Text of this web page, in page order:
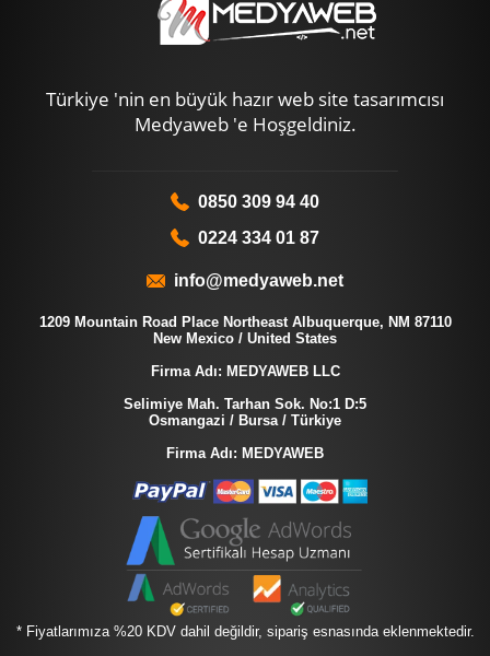
Türkiye 'nin en büyük hazır web site tasarımcısı
Medyaweb 'e Hoşgeldiniz.
0850 309 94 40
0224 334 01 87
info@medyaweb.net
1209 Mountain Road Place Northeast Albuquerque, NM 87110
New Mexico / United States
Firma Adı: MEDYAWEB LLC
Selimiye Mah. Tarhan Sok. No:1 D:5
Osmangazi / Bursa / Türkiye
Firma Adı: MEDYAWEB
* Fiyatlarımıza %20 KDV dahil değildir, sipariş esnasında eklenmektedir.